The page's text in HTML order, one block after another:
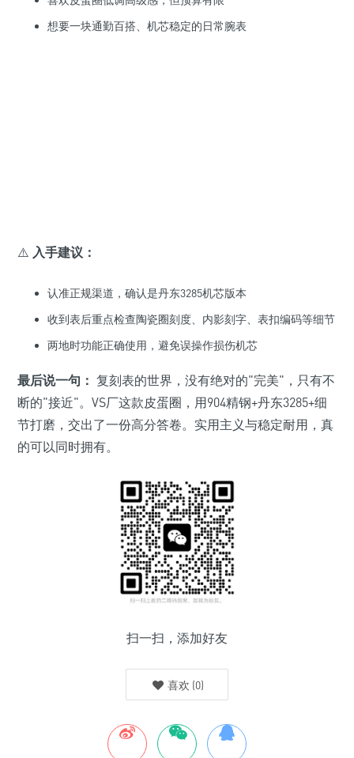
想要一块通勤百搭、机芯稳定的日常腕表
⚠️ 入手建议：
认准正规渠道，确认是丹东3285机芯版本
收到表后重点检查陶瓷圈刻度、内影刻字、表扣编码等细节
两地时功能正确使用，避免误操作损伤机芯
最后说一句： 复刻表的世界，没有绝对的"完美"，只有不
断的"接近"。VS厂这款皮蛋圈，用904精钢+丹东3285+细
节打磨，交出了一份高分答卷。实用主义与稳定耐用，真
的可以同时拥有。
扫一扫，添加好友
喜欢 (0)